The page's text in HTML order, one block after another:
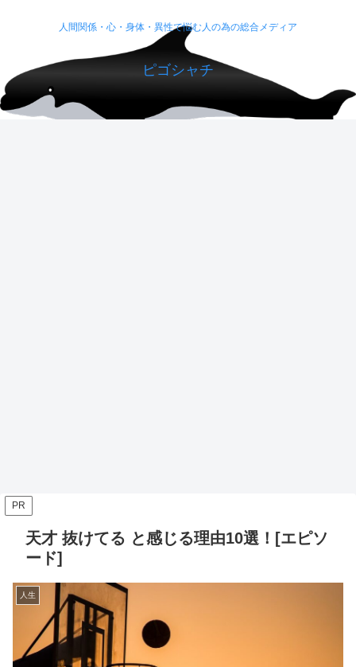
人間関係・心・身体・異性で悩む人の為の総合メディア
ピゴシャチ
PR
天才 抜けてる と感じる理由10選！[エピソ
ード]
人生